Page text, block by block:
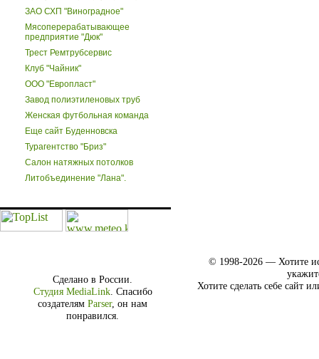
ЗАО СХП "Виноградное"
Мясоперерабатывающее
предприятие "Дюк"
Трест Ремтрубсервис
Клуб "Чайник"
ООО "Европласт"
Завод полиэтиленовых труб
Женская футбольная команда
Еще сайт Буденновска
Турагентство "Бриз"
Салон натяжных потолков
Литобъединение "Лана".
Сделано в России.
Студия MediaLink. Спасибо
создателям Parser, он нам
понравился.
© 1998-2026 — Хотите
Хотите сделать себе сайт